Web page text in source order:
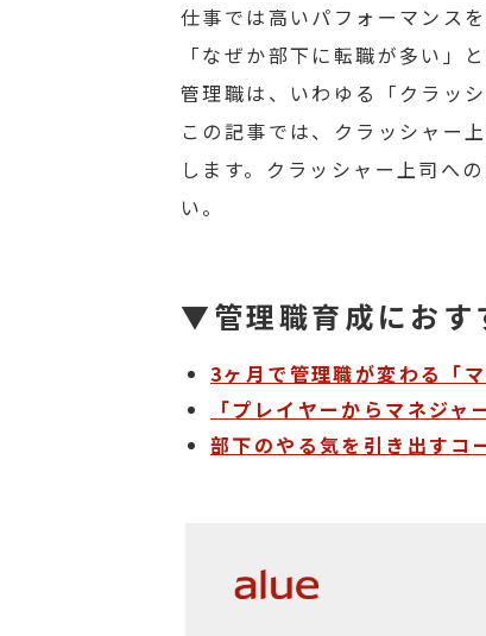
仕事では高いパフォーマンス
「なぜか部下に転職が多い」
管理職は、いわゆる「クラッ
この記事では、クラッシャー
します。クラッシャー上司へ
い。
▼管理職育成におす
3ヶ月で管理職が変わる「
「プレイヤーからマネジ
部下のやる気を引き出すコ